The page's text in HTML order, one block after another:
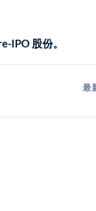
and
IPO 股份。
最